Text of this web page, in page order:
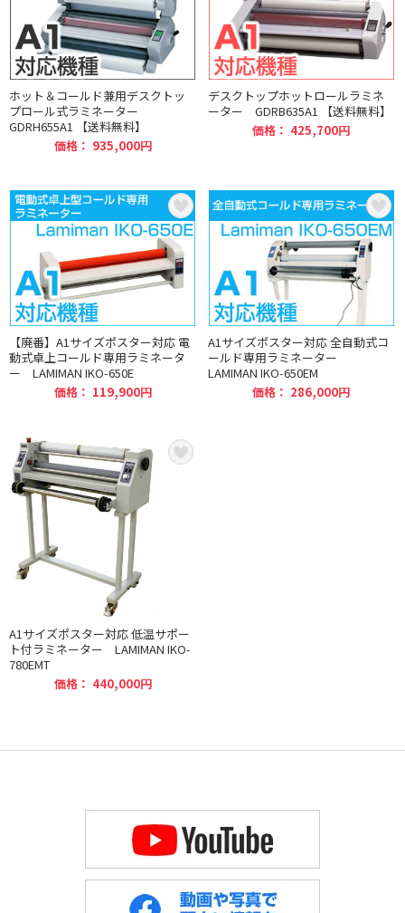
ホット＆コールド兼用デスクトッ
プロール式ラミネーター
GDRH655A1 【送料無料】
価格： 935,000円
デスクトップホットロールラミネ
ーター GDRB635A1 【送料無料】
価格： 425,700円
【廃番】A1サイズポスター対応 電
動式卓上コールド専用ラミネータ
ー LAMIMAN IKO-650E
価格： 119,900円
A1サイズポスター対応 全自動式コ
ールド専用ラミネーター
LAMIMAN IKO-650EM
価格： 286,000円
A1サイズポスター対応 低温サポー
ト付ラミネーター LAMIMAN IKO-
780EMT
価格： 440,000円